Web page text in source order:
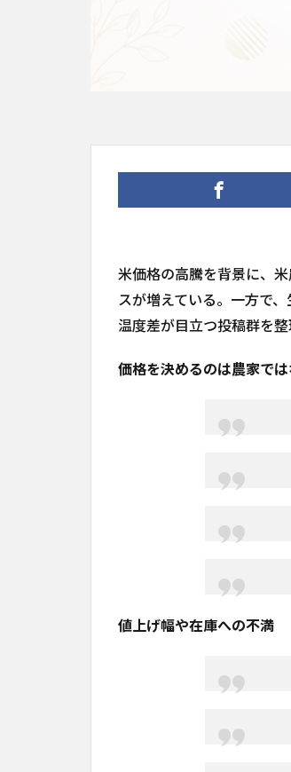
米価格の高騰を背景に、
スが増えている。一方で
温度差が目立つ投稿群を整
価格を決めるのは農家では
値上げ幅や在庫への不満